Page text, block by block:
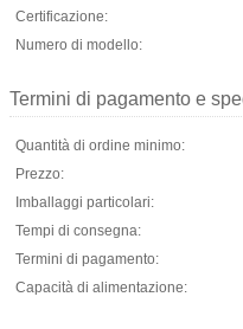
Certificazione:
Numero di modello:
Termini di pagamento e
Quantità di ordine minimo:
Prezzo:
Imballaggi particolari:
Tempi di consegna:
Termini di pagamento:
Capacità di alimentazione: